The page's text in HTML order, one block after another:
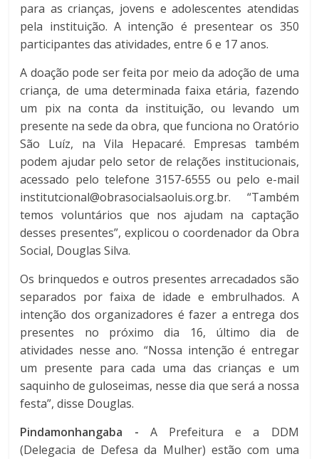
para as crianças, jovens e adolescentes atendidas
pela instituição. A intenção é presentear os 350
participantes das atividades, entre 6 e 17 anos.
A doação pode ser feita por meio da adoção de uma
criança, de uma determinada faixa etária, fazendo
um pix na conta da instituição, ou levando um
presente na sede da obra, que funciona no Oratório
São Luíz, na Vila Hepacaré. Empresas também
podem ajudar pelo setor de relações institucionais,
acessado pelo telefone 3157-6555 ou pelo e-mail
institutcional@obrasocialsaoluis.org.br. “Também
temos voluntários que nos ajudam na captação
desses presentes”, explicou o coordenador da Obra
Social, Douglas Silva.
Os brinquedos e outros presentes arrecadados são
separados por faixa de idade e embrulhados. A
intenção dos organizadores é fazer a entrega dos
presentes no próximo dia 16, último dia de
atividades nesse ano. “Nossa intenção é entregar
um presente para cada uma das crianças e um
saquinho de guloseimas, nesse dia que será a nossa
festa”, disse Douglas.
Pindamonhangaba - A Prefeitura e a DDM
(Delegacia de Defesa da Mulher) estão com uma